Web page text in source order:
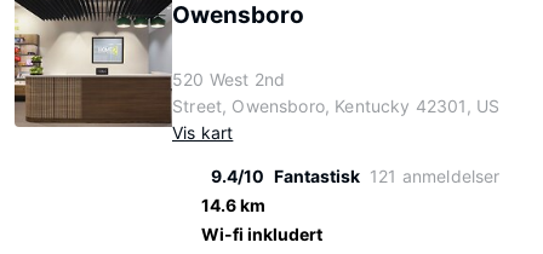
Owensboro
520 West 2nd
Street, Owensboro, Kentucky 42301, US
Vis kart
9.4/10 Fantastisk 121 anmeldelser
14.6 km
Wi-fi inkludert